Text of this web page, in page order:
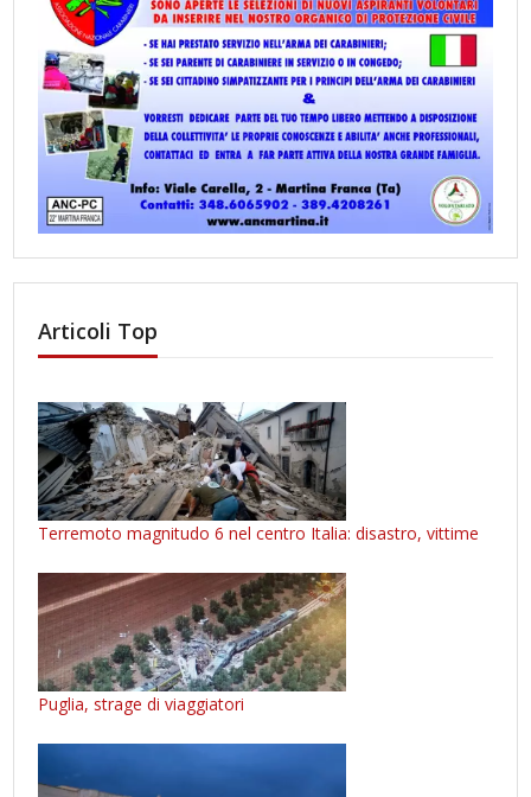
Articoli Top
Terremoto magnitudo 6 nel centro Italia: disastro, vittime
Puglia, strage di viaggiatori